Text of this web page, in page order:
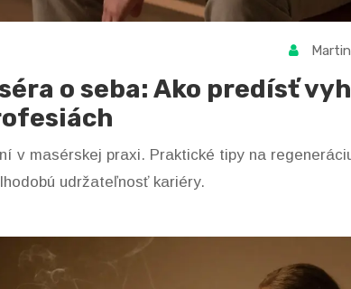
o seba: Ako predísť
v masérskej praxi. Praktické tipy na
udržateľnosť kariéry.